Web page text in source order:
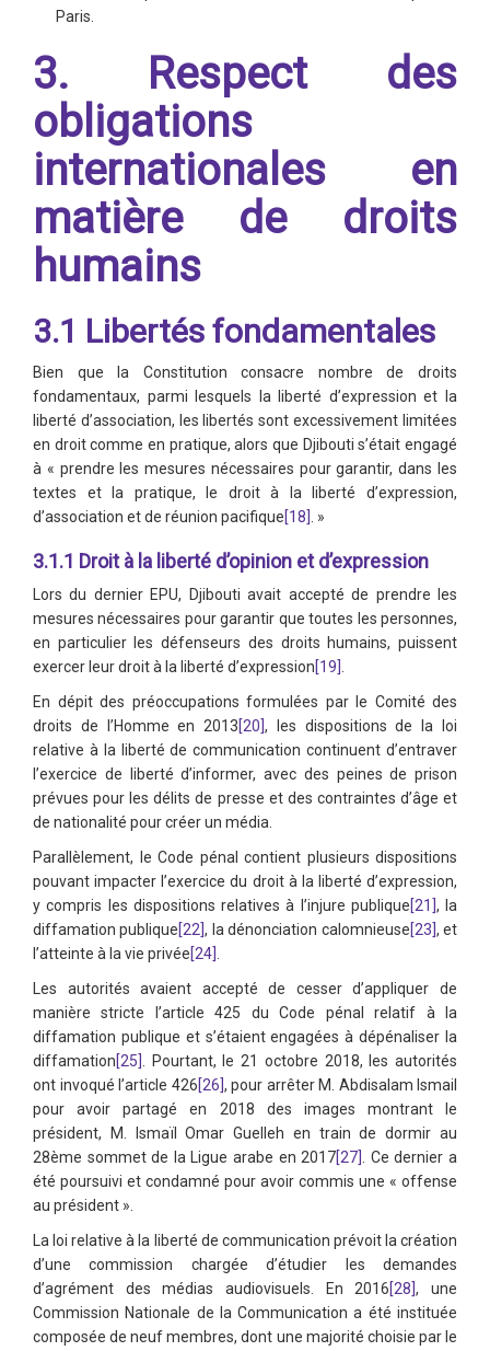
Paris.
3. Respect des
obligations
internationales en
matière de droits
humains
3.1 Libertés fondamentales
Bien que la Constitution consacre nombre de droits
fondamentaux, parmi lesquels la liberté d’expression et la
liberté d’association, les libertés sont excessivement limitées
en droit comme en pratique, alors que Djibouti s’était engagé
à « prendre les mesures nécessaires pour garantir, dans les
textes et la pratique, le droit à la liberté d’expression,
d’association et de réunion pacifique[18] . »
3.1.1 Droit à la liberté d’opinion et d’expression
Lors du dernier EPU, Djibouti avait accepté de prendre les
mesures nécessaires pour garantir que toutes les personnes,
en particulier les défenseurs des droits humains, puissent
exercer leur droit à la liberté d’expression[19] .
En dépit des préoccupations formulées par le Comité des
droits de l’Homme en 2013[20], les dispositions de la loi
relative à la liberté de communication continuent d’entraver
l’exercice de liberté d’informer, avec des peines de prison
prévues pour les délits de presse et des contraintes d’âge et
de nationalité pour créer un média.
Parallèlement, le Code pénal contient plusieurs dispositions
pouvant impacter l’exercice du droit à la liberté d’expression,
y compris les dispositions relatives à l’injure publique[21] , la
diffamation publique[22], la dénonciation calomnieuse[23] , et
l’atteinte à la vie privée[24] .
Les autorités avaient accepté de cesser d’appliquer de
manière stricte l’article 425 du Code pénal relatif à la
diffamation publique et s’étaient engagées à dépénaliser la
diffamation[25] . Pourtant, le 21 octobre 2018, les autorités
ont invoqué l’article 426[26] , pour arrêter M. Abdisalam Ismail
pour avoir partagé en 2018 des images montrant le
président, M. Ismaïl Omar Guelleh en train de dormir au
28ème sommet de la Ligue arabe en 2017[27] . Ce dernier a
été poursuivi et condamné pour avoir commis une « offense
au président ».
La loi relative à la liberté de communication prévoit la création
d’une commission chargée d’étudier les demandes
d’agrément des médias audiovisuels. En 2016[28], une
Commission Nationale de la Communication a été instituée
composée de neuf membres, dont une majorité choisie par le